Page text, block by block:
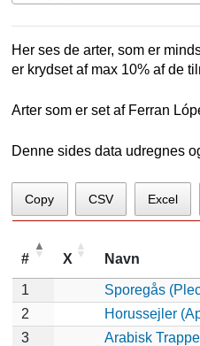
Her ses de arter, som er
er krydset af max 10% af de
Arter som er set af Ferran
Denne sides data udregnes
Copy CSV Excel
# X Navn
1 Sporegås
2
Horussejler
3
Arabisk